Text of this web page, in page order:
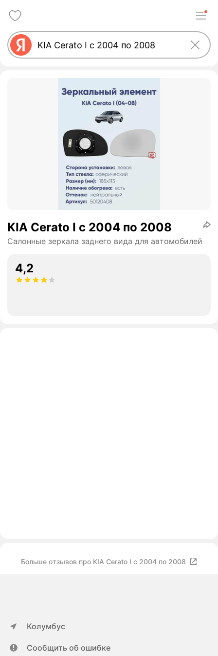
KIA Cerato I c 2004 по 2008
Салонные зеркала заднего вида для автомобилей
4,2
Больше отзывов про KIA Cerato I c 2004 по 2008
Колумбус
Сообщить об ошибке